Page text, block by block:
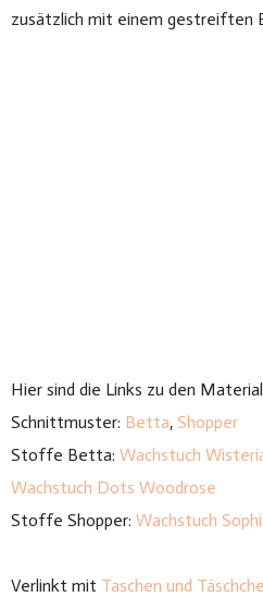
zusätzlich mit einem gestreiften
Hier sind die Links zu den
Schnittmuster: Betta, Shopper
Stoffe Betta: Wachstuch
Wachstuch Dots Woodrose
Stoffe Shopper: Wachstuch
Verlinkt mit Taschen und